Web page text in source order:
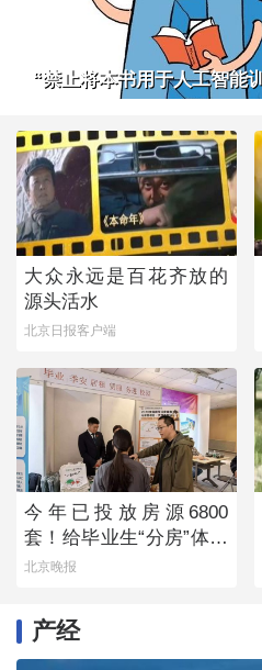
大众永远是百花齐放的
源头活水
北京日报客户端
今年已投放房源6800
套！给毕业生“分房”体现
留人诚意
北京晚报
产经